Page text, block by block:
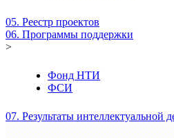
05. Реестр проектов
06. Программы поддержки
>
Фонд НТИ
ФСИ
07. Результаты интеллектуальной